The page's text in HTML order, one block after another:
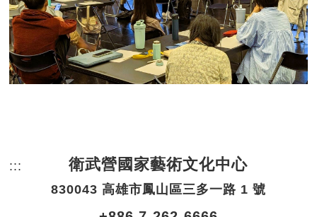
::: 頁尾網站資訊。
衛武營國家藝術文化中心
830043 高雄市鳳山區三多一路 1 號